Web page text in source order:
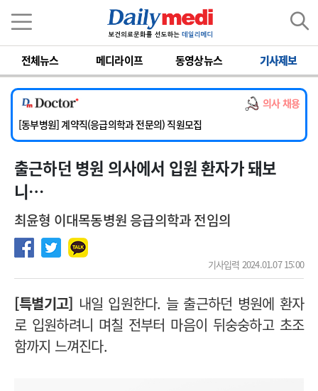
전체뉴스 메디라이프 동영상뉴스 기사제보
의사 채용
[서울아산병원] 2026년 하반기 인턴 모집
[영남대학교의료원] 마취통증의학과 임기제 임상의사 채용
[충남대학교병원] 소아청소년과(소아응급전담) 계약직 의사 공개채용
[동부병원] 계약직(응급의학과 전문의) 직원모집
[이대목동병원] 하반기 전공의(레지던트1년차) 모집
[서울아산병원] 2026년 하반기 인턴 모집
[영남대학교의료원] 마취통증의학과 임기제 임상의사 채용
출근하던 병원 의사에서 입원 환자가 돼보
니…
최윤형 이대목동병원 응급의학과 전임의
기사입력 2024.01.07 15:00
[특별기고] 내일 입원한다. 늘 출근하던 병원에 환자
로 입원하려니 며칠 전부터 마음이 뒤숭숭하고 초조
함까지 느껴진다.